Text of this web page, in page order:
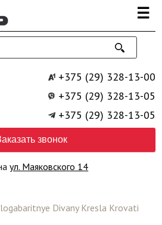
☰
+375 (29) 328-13-00
+375 (29) 328-13-05
+375 (29) 328-13-05
звонок
ул. Маяковского 14
Divany Kresla Krovati